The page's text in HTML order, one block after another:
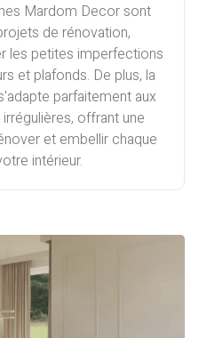
Mardom Decor sont
de rénovation,
les petites imperfections
et plafonds. De plus, la
parfaitement aux
offrant une
et embellir chaque
intérieur.